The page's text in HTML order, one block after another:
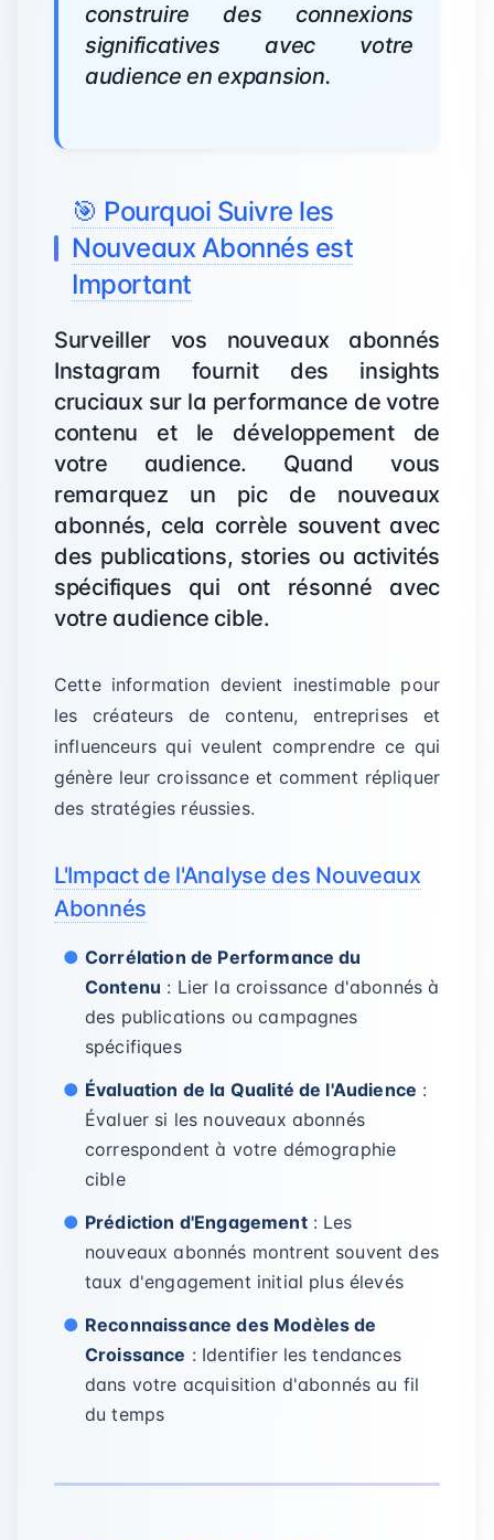
construire des connexions
significatives avec votre
audience en expansion.
🎯 Pourquoi Suivre les
Nouveaux Abonnés est
Important
Surveiller vos nouveaux abonnés
Instagram fournit des insights
cruciaux sur la performance de votre
contenu et le développement de
votre audience. Quand vous
remarquez un pic de nouveaux
abonnés, cela corrèle souvent avec
des publications, stories ou activités
spécifiques qui ont résonné avec
votre audience cible.
Cette information devient inestimable pour
les créateurs de contenu, entreprises et
influenceurs qui veulent comprendre ce qui
génère leur croissance et comment répliquer
des stratégies réussies.
L'Impact de l'Analyse des Nouveaux
Abonnés
Corrélation de Performance du
Contenu : Lier la croissance d'abonnés à
des publications ou campagnes
spécifiques
Évaluation de la Qualité de l'Audience :
Évaluer si les nouveaux abonnés
correspondent à votre démographie
cible
Prédiction d'Engagement: Les
nouveaux abonnés montrent souvent des
taux d'engagement initial plus élevés
Reconnaissance des Modèles de
Croissance : Identifier les tendances
dans votre acquisition d'abonnés au fil
du temps